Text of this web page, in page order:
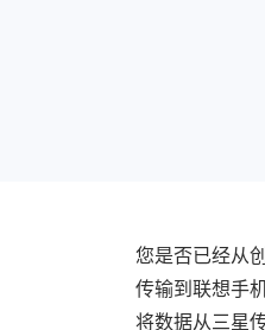
您是否已经从
传输到联想手
将数据从三星